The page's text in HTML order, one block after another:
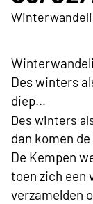
Des winters
diep…
Des winters
dan komen
De Kempen
toen zich een
verzamelden